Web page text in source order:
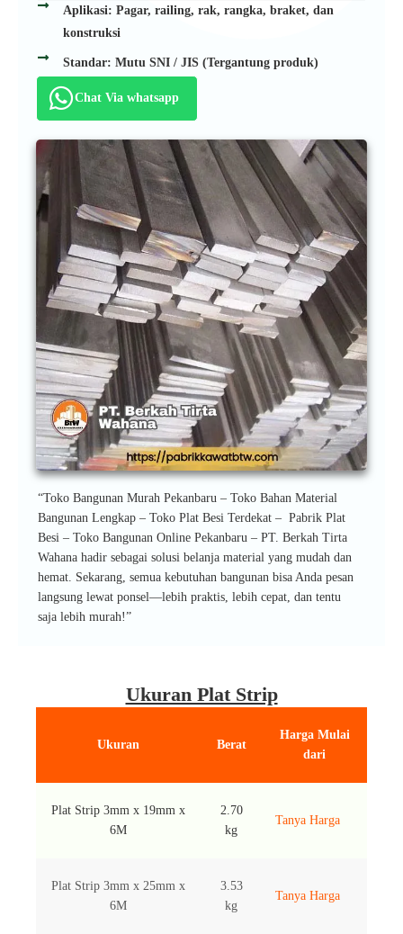
Aplikasi: Pagar, railing, rak, rangka, braket, dan
konstruksi
Standar: Mutu SNI / JIS (Tergantung produk)
Chat Via whatsapp
“Toko Bangunan Murah Pekanbaru – Toko Bahan Material
Bangunan Lengkap – Toko Plat Besi Terdekat – Pabrik Plat
Besi – Toko Bangunan Online Pekanbaru – PT. Berkah Tirta
Wahana hadir sebagai solusi belanja material yang mudah dan
hemat. Sekarang, semua kebutuhan bangunan bisa Anda pesan
langsung lewat ponsel—lebih praktis, lebih cepat, dan tentu
saja lebih murah!”
Ukuran Plat Strip
Ukuran Berat
Harga Mulai
dari
Plat Strip 3mm x 19mm x
6M
2.70
kg
Tanya Harga
Plat Strip 3mm x 25mm x
6M
3.53
kg
Tanya Harga